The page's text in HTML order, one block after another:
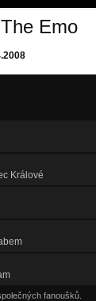
Emo
Králové
fanoušků.